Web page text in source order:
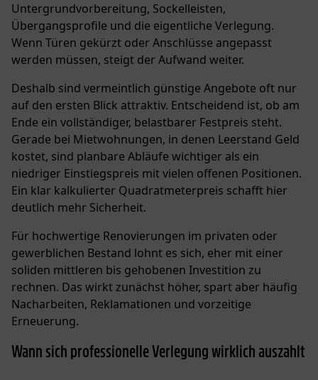
Untergrundvorbereitung, Sockelleisten,
Übergangsprofile und die eigentliche Verlegung.
Wenn Türen gekürzt oder Anschlüsse angepasst
werden müssen, steigt der Aufwand weiter.
Deshalb sind vermeintlich günstige Angebote oft nur
auf den ersten Blick attraktiv. Entscheidend ist, ob am
Ende ein vollständiger, belastbarer Festpreis steht.
Gerade bei Mietwohnungen, in denen Leerstand Geld
kostet, sind planbare Abläufe wichtiger als ein
niedriger Einstiegspreis mit vielen offenen Positionen.
Ein klar kalkulierter Quadratmeterpreis schafft hier
deutlich mehr Sicherheit.
Für hochwertige Renovierungen im privaten oder
gewerblichen Bestand lohnt es sich, eher mit einer
soliden mittleren bis gehobenen Investition zu
rechnen. Das wirkt zunächst höher, spart aber häufig
Nacharbeiten, Reklamationen und vorzeitige
Erneuerung.
Wann sich professionelle Verlegung wirklich auszahlt